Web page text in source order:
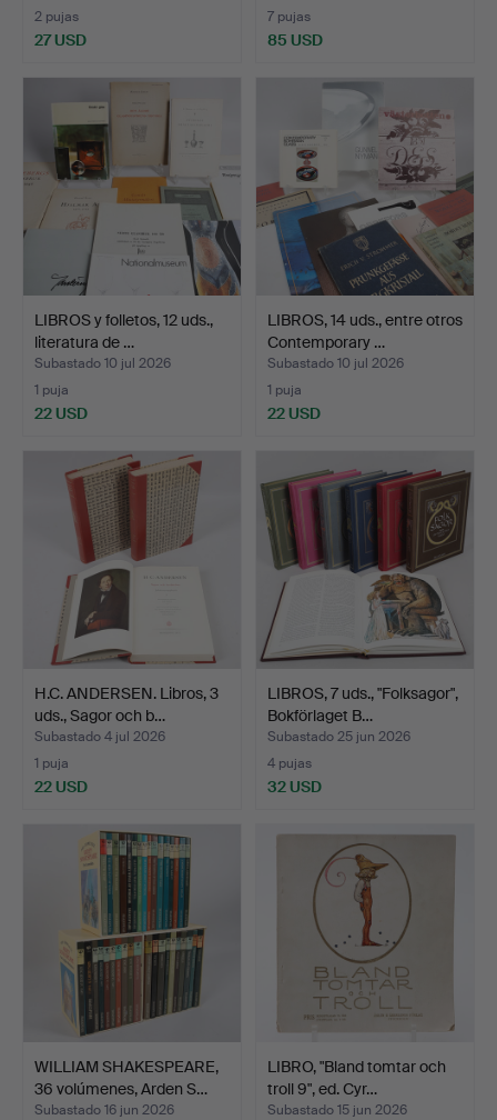
2 pujas
27 USD
7 pujas
85 USD
LIBROS y folletos, 12 uds.,
literatura de …
Subastado 10 jul 2026
1 puja
22 USD
LIBROS, 14 uds., entre otros
Contemporary …
Subastado 10 jul 2026
1 puja
22 USD
H.C. ANDERSEN. Libros, 3
uds., Sagor och b…
Subastado 4 jul 2026
1 puja
22 USD
LIBROS, 7 uds., "Folksagor",
Bokförlaget B…
Subastado 25 jun 2026
4 pujas
32 USD
WILLIAM SHAKESPEARE,
36 volúmenes, Arden S…
Subastado 16 jun 2026
LIBRO, "Bland tomtar och
troll 9", ed. Cyr…
Subastado 15 jun 2026